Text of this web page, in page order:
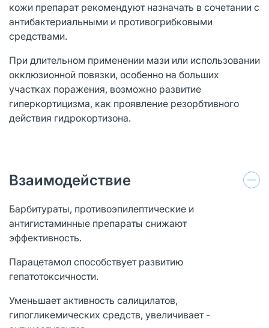
кожи препарат рекомендуют назначать в сочетании с
антибактериальными и противогрибковыми
средствами.
При длительном применении мази или использовании
окклюзионной повязки, особенно на больших
участках поражения, возможно развитие
гиперкортицизма, как проявление резорбтивного
действия гидрокортизона.
Взаимодействие
Барбитураты, противоэпилептические и
антигистаминные препараты снижают
эффективность.
Парацетамол способствует развитию
гепатотоксичности.
Уменьшает активность салицилатов,
гипогликемических средств, увеличивает -